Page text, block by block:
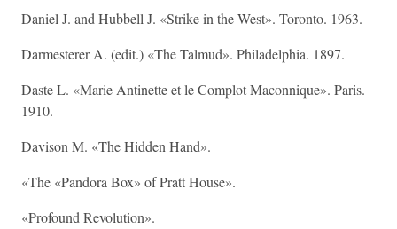
Daniel J. and Hubbell J. «Strike in the West». Toronto. 1963.
Darmesterer A. (edit.) «The Talmud». Philadelphia. 1897.
Daste L. «Marie Antinette et le Complot Maconnique». Paris.
1910.
Davison M. «The Hidden Hand».
«The «Pandora Box» of Pratt House».
«Profound Revolution».